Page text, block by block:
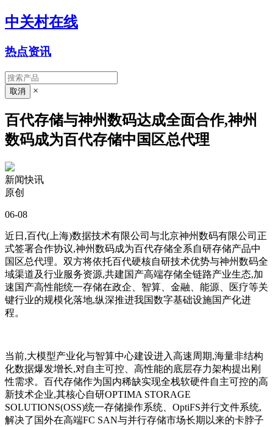
中关村在线
热点资讯
×
百代存储与神州数码达成全面合作,神州
数码成为百代存储中国区总代理
新闻快讯
原创
06-08
近日,百代(上海)数据技术有限公司与北京神州数码有限公司正
式签署合作协议,神州数码成为百代存储全系自研存储产品中
国区总代理。双方将依托百代硬核自研技术优势与神州数码全
域渠道及行业服务资源,共建国产高端存储全链路产业生态,加
速国产高性能统一存储在政企、智算、金融、能源、医疗等关
键行业的规模化落地,纵深推进我国数字基础设施国产化进
程。
当前,大模型产业化与智算中心建设进入高速周期,海量非结构
化数据爆发增长,对自主可控、高性能的底层存力架构提出刚
性需求。百代存储作为国内稀缺实现全栈软硬件自主可控的高
新技术企业,其核心自研OPTIMA STORAGE
SOLUTIONS(OSS)统一存储操作系统、OptiFS并行文件系统,
解决了国外在高端FC SAN与并行存储市场长期以来的卡脖子